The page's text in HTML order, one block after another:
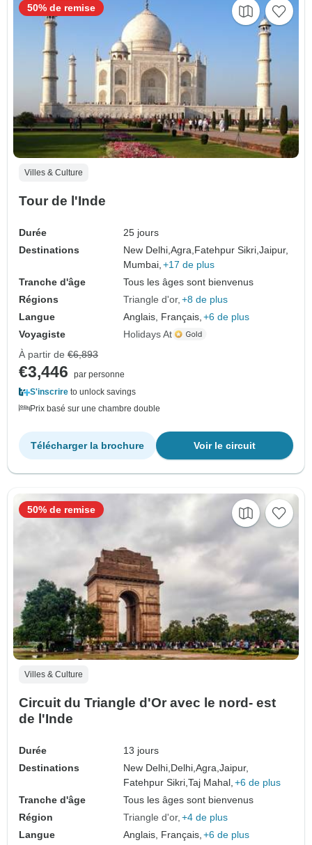
Villes & Culture
Tour de l'Inde
Durée
25 jours
Destinations
New Delhi,Agra, Fatehpur Sikri,Jaipur,
Mumbai, +17 de plus
Tranche d'âge
Tous les âges sont bienvenus
Régions
Triangle d'or +8 de plus
Langue
Anglais, Français, +6 de plus
Voyagiste
Holidays At
50% de remise
À partir de €6,893
€3,446
par personne
S'inscrire to unlock savings
Prix basé sur une chambre double
Voir le circuit
Télécharger la brochure
Villes & Culture
Circuit du Triangle d'Or avec le nord- est
de l'Inde
Durée
13 jours
Destinations
New Delhi, Delhi,Agra,Jaipur,
Fatehpur Sikri,Taj Mahal, +6 de plus
Tranche d'âge
Tous les âges sont bienvenus
Région
Triangle d'or +4 de plus
Langue
Anglais, Français, +6 de plus
50% de remise